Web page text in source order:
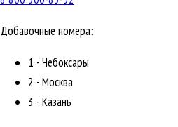
Добавочные номера:
1 - Чебоксары
2 - Москва
3 - Казань